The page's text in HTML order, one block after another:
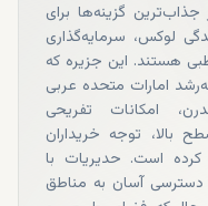
گزینه‌ها برای
لوکس، سرمایه‌گذاری
هستند. این جزیره که
امارات متحده عربی
امکانات تفریحی
بالا، توجه خریداران
است. حدیریات با
دسترسی آسان به مناطق